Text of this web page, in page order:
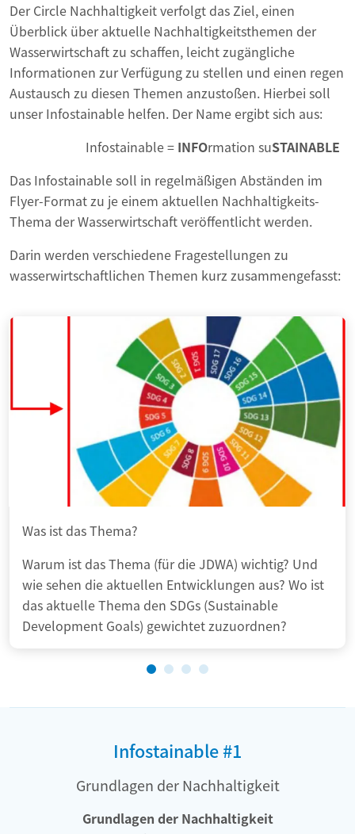
Der Circle Nachhaltigkeit verfolgt das Ziel, einen
Überblick über aktuelle Nachhaltigkeitsthemen der
Wasserwirtschaft zu schaffen, leicht zugängliche
Informationen zur Verfügung zu stellen und einen regen
Austausch zu diesen Themen anzustoßen. Hierbei soll
unser Infostainable helfen. Der Name ergibt sich aus:
Infostainable = INFOrmation suSTAINABLE
Das Infostainable soll in regelmäßigen Abständen im
Flyer-Format zu je einem aktuellen Nachhaltigkeits-
Thema der Wasserwirtschaft veröffentlicht werden.
Darin werden verschiedene Fragestellungen zu
wasserwirtschaftlichen Themen kurz zusammengefasst:
Was ist das Thema?
Warum ist das Thema (für die JDWA) wichtig? Und
wie sehen die aktuellen Entwicklungen aus? Wo ist
das aktuelle Thema den SDGs (Sustainable
Development Goals) gewichtet zuzuordnen?
Infostainable #1
Grundlagen der Nachhaltigkeit
Grundlagen der Nachhaltigkeit